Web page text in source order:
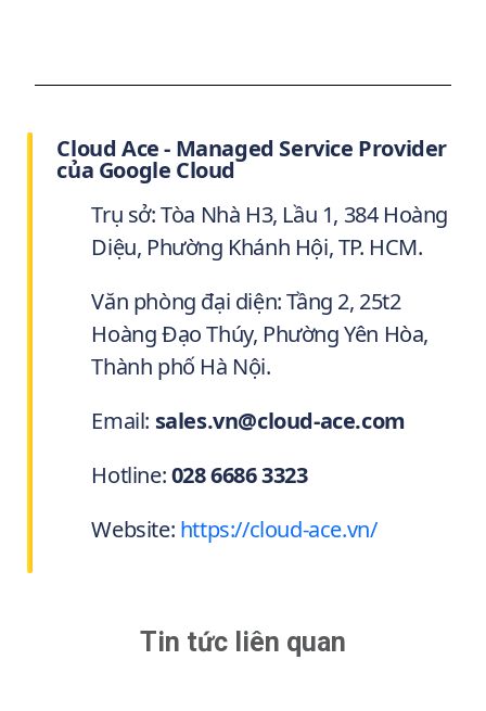
Cloud Ace - Managed Service Provider
của Google Cloud
Trụ sở: Tòa Nhà H3, Lầu 1, 384 Hoàng
Diệu, Phường Khánh Hội, TP. HCM.
Văn phòng đại diện: Tầng 2, 25t2
Hoàng Đạo Thúy, Phường Yên Hòa,
Thành phố Hà Nội.
Email: sales.vn@cloud-ace.com
Hotline:028 6686 3323
Website: https://cloud-ace.vn/
Tin tức liên quan